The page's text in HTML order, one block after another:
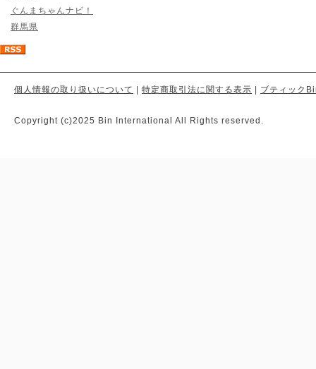
ぐんまちゃんナビ！
群馬県
個人情報の取り扱いについて 特定商取引法に関する表示 ブティック
Copyright (c)2025 Bin International All Rights reserved.